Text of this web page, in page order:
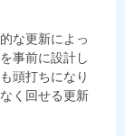
な更新によっ
事前に設計し
頭打ちになり
く回せる更新